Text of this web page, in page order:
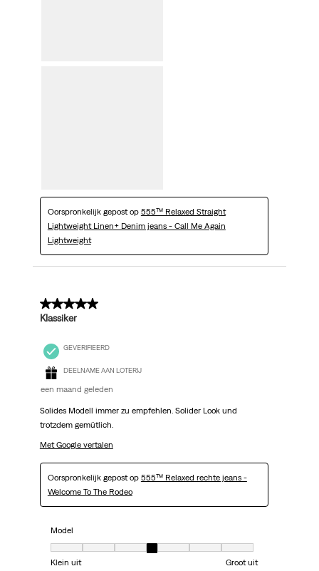
Oorspronkelijk gepost op 555™ Relaxed Straight
Lightweight Linen+ Denim jeans - Call Me Again
Lightweight
5 van 5 sterren.
Klassiker
GEVERIFIEERD
DEELNAME AAN LOTERIJ
een maand geleden
Solides Modell immer zu empfehlen. Solider Look und
trotzdem gemütlich.
Met Google vertalen
Oorspronkelijk gepost op 555™ Relaxed rechte jeans -
Welcome To The Rodeo
Model
Model, 4 van 7, waarbij 1 gelijk is aan Klein uit en 7 gelijk is aan Groot uit
Klein uit
Groot uit